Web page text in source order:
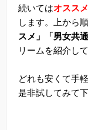
続いてはオスス
します。上から順
スメ」「男女共
リームを紹介し
どれも安くて手
是非試してみて下